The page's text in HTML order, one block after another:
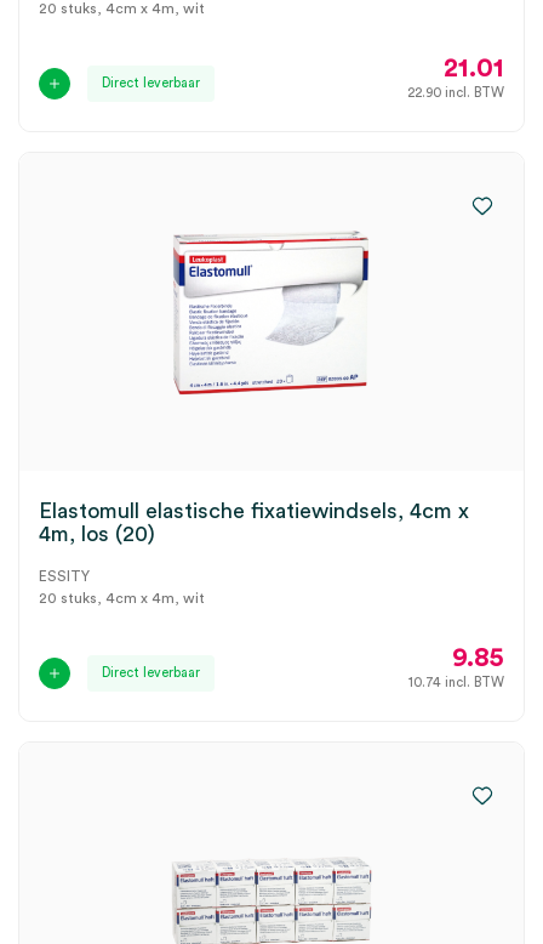
20 stuks, 4cm x 4m, wit
Direct leverbaar
21.01
22.90 incl. BTW
Elastomull elastische fixatiewindsels, 4cm x
4m, los (20)
ESSITY
20 stuks, 4cm x 4m, wit
Direct leverbaar
9.85
10.74 incl. BTW